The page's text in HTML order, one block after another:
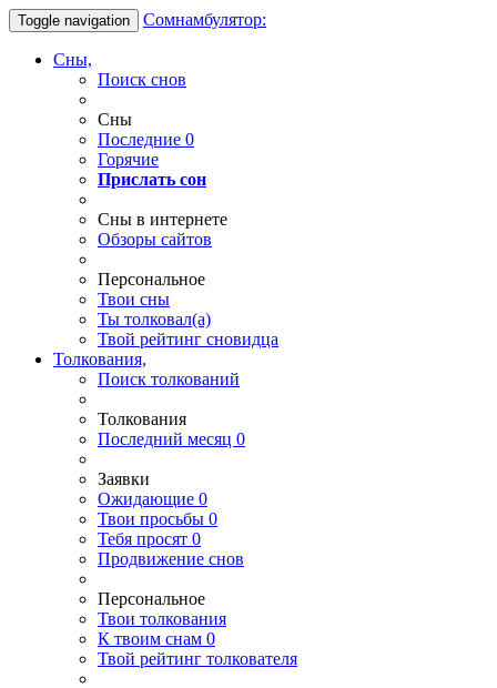
Toggle navigation Сомнамбулятор:
Сны,
Поиск снов
Сны
Последние 0
Горячие
Прислать сон
Сны в интернете
Обзоры сайтов
Персональное
Твои сны
Ты толковал(а)
Твой рейтинг сновидца
Толкования,
Поиск толкований
Толкования
Последний месяц 0
Заявки
Ожидающие 0
Твои просьбы 0
Тебя просят 0
Продвижение снов
Персональное
Твои толкования
К твоим снам 0
Твой рейтинг толкователя